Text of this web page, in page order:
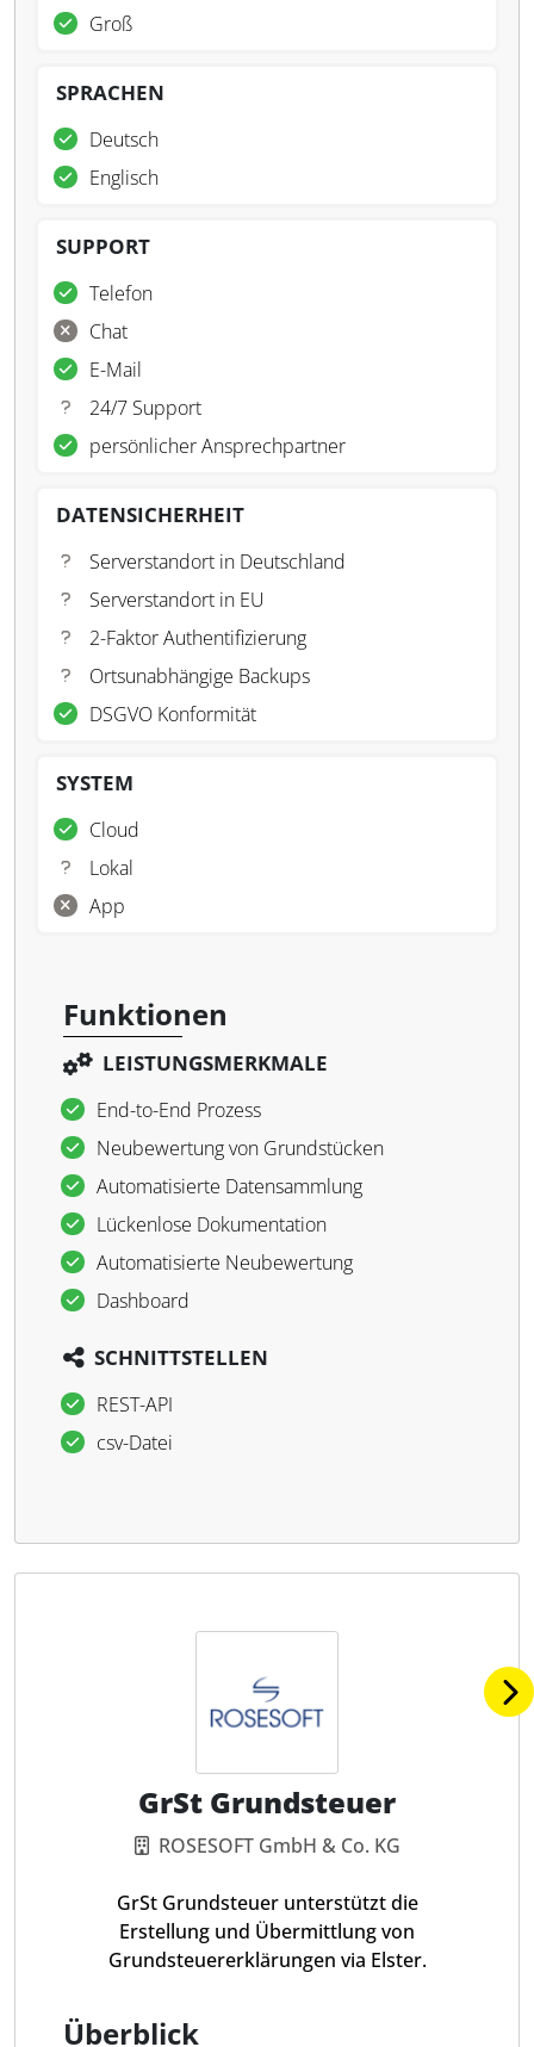
Groß
SPRACHEN
Deutsch
Englisch
SUPPORT
Telefon
Chat
E-Mail
24/7 Support
persönlicher Ansprechpartner
DATENSICHERHEIT
Serverstandort in Deutschland
Serverstandort in EU
2-Faktor Authentifizierung
Ortsunabhängige Backups
DSGVO Konformität
SYSTEM
Cloud
Lokal
App
Funktionen
LEISTUNGSMERKMALE
End-to-End Prozess
Neubewertung von Grundstücken
Automatisierte Datensammlung
Lückenlose Dokumentation
Automatisierte Neubewertung
Dashboard
SCHNITTSTELLEN
REST-API
csv-Datei
GrSt Grundsteuer
ROSESOFT GmbH & Co. KG
GrSt Grundsteuer unterstützt die
Erstellung und Übermittlung von
Grundsteuererklärungen via Elster.
Überblick